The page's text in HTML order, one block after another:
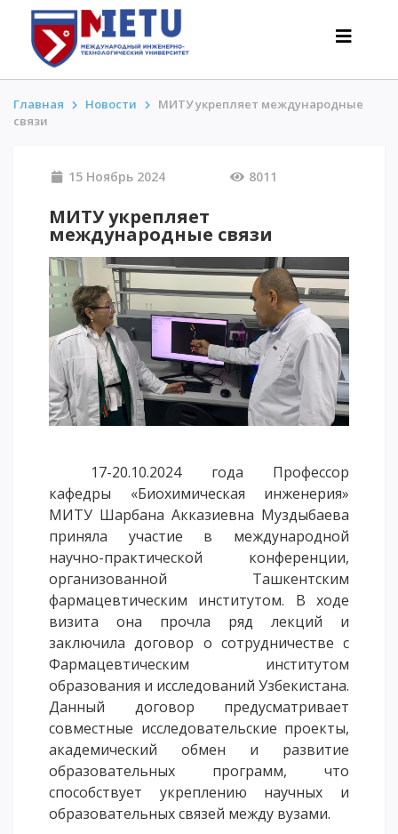
Сценарии поступления-2026
Все о поступлении
АнтиОлимпиада
Стоимость обучения
Скидки и льготы
Меньше 50 баллов/Без ЕНТ
ИНТЕРЕСНОЕ
Напутствие
Проживание и общежития
Кампус-тур
International studying
METU Courses
ОБРАЗОВАТЕЛЬНЫЕ ПРОГРАММЫ
Колледж
Бакалавриат
Магистратура
Докторантура
Второе высшее
Очное с применением дистанционных технологий
ОПЛАТИТЬ ОБУЧЕНИЕ
Главная Новости
МИТУ укрепляет международные
связи
15 Ноябрь 2024 8011
МИТУ укрепляет
международные связи
17-20.10.2024 года Профессор
кафедры «Биохимическая инженерия»
МИТУ Шарбана Акказиевна Муздыбаева
приняла участие в международной
научно-практической конференции,
организованной Ташкентским
фармацевтическим институтом. В ходе
визита она прочла ряд лекций и
заключила договор о сотрудничестве с
Фармацевтическим институтом
образования и исследований Узбекистана.
Данный договор предусматривает
совместные исследовательские проекты,
академический обмен и развитие
образовательных программ, что
способствует укреплению научных и
образовательных связей между вузами.